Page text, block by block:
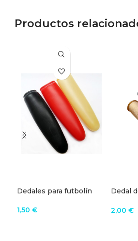
Productos
Dedales para futbolín
1,50 €
Dedal
2,00 €